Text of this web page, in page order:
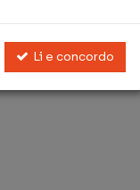
publicadas pelo
Li e concordo